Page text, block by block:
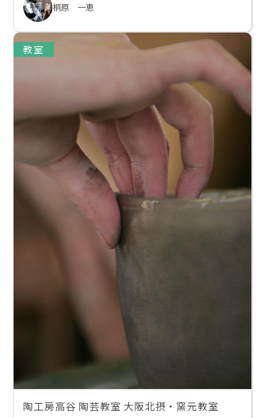
桐原 一恵
教室
陶工房高谷 陶芸教室 大阪北摂・窯元教室